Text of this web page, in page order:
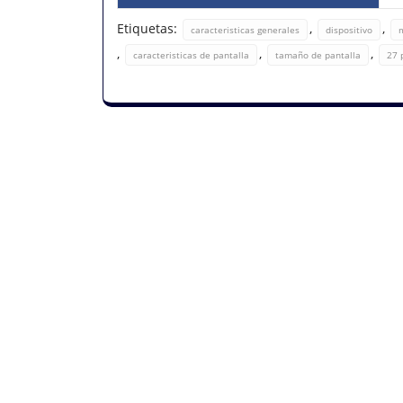
Etiquetas: caracteristicas generales , dispositivo ,
, caracteristicas de pantalla , tamaño de pantalla , 27